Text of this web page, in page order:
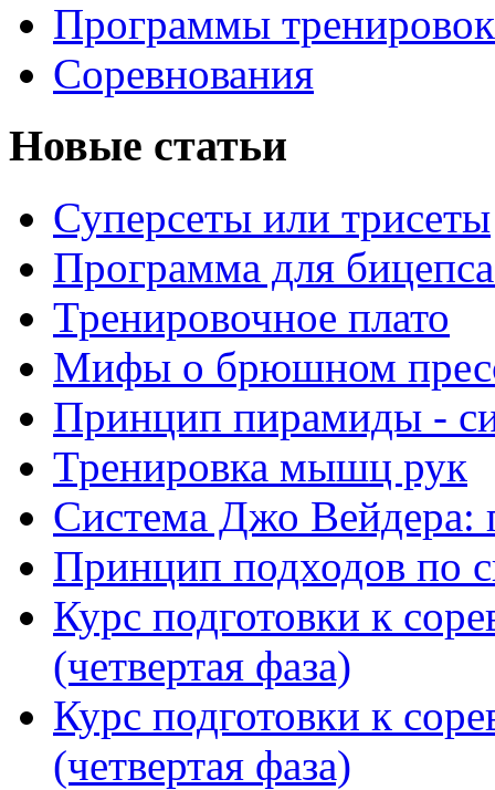
Программы тренировок
Соревнования
Новые статьи
Суперсеты или трисеты
Программа для
Тренировочное плато
Мифы о брюшном
Принцип пирамиды -
Тренировка мышц рук
Система Джо Вейдера:
Принцип подходов по
Курс подготовки к
(четвертая фаза)
Курс подготовки к
(четвертая фаза)